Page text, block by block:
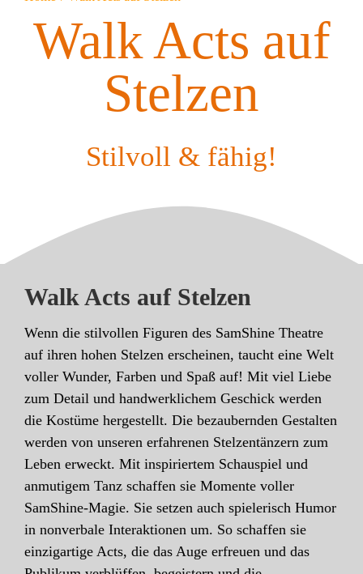
Walk Acts auf
Stelzen
Stilvoll & fähig!
Walk Acts auf Stelzen
Wenn die stilvollen Figuren des SamShine Theatre
auf ihren hohen Stelzen erscheinen, taucht eine Welt
voller Wunder, Farben und Spaß auf! Mit viel Liebe
zum Detail und handwerklichem Geschick werden
die Kostüme hergestellt. Die bezaubernden Gestalten
werden von unseren erfahrenen Stelzentänzern zum
Leben erweckt. Mit inspiriertem Schauspiel und
anmutigem Tanz schaffen sie Momente voller
SamShine-Magie. Sie setzen auch spielerisch Humor
in nonverbale Interaktionen um. So schaffen sie
einzigartige Acts, die das Auge erfreuen und das